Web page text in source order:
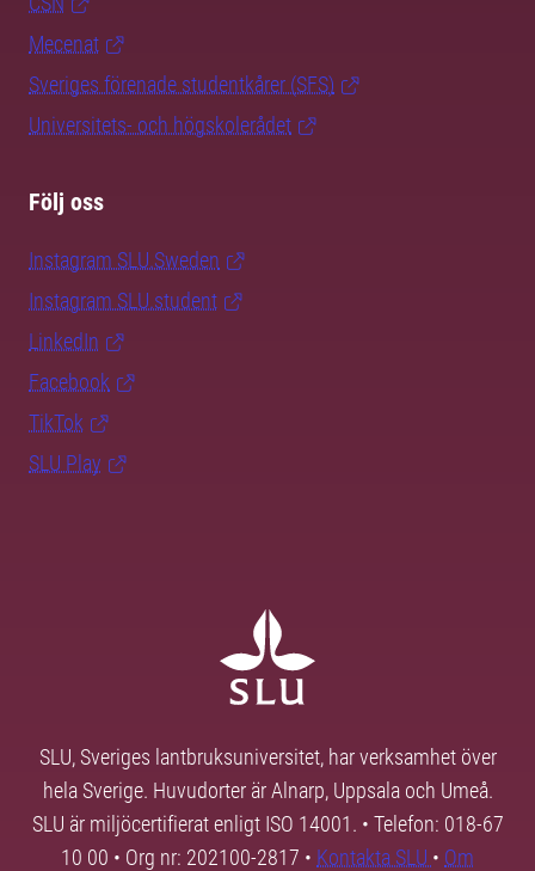
Mecenat
Sveriges förenade studentkårer (SFS)
Universitets- och högskolerådet
Följ oss
Instagram SLU.Sweden
Instagram SLU.student
LinkedIn
Facebook
TikTok
SLU Play
SLU, Sveriges lantbruksuniversitet, har verksamhet över
hela Sverige. Huvudorter är Alnarp, Uppsala och Umeå.
SLU är miljöcertifierat enligt ISO 14001. • Telefon: 018-67
10 00 • Org nr: 202100-2817 • Kontakta SLU • Om